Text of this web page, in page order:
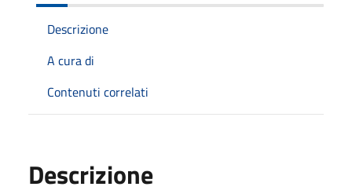
Descrizione
A cura di
Contenuti correlati
Descrizione